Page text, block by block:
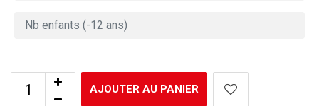
AJOUTER AU PANIER